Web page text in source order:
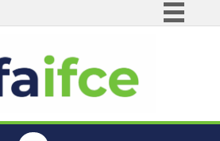
Participe